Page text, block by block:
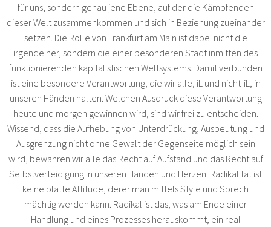
für uns, sondern genau jene Ebene, auf der die Kämpfenden
dieser Welt zusammenkommen und sich in Beziehung zueinander
setzen. Die Rolle von Frankfurt am Main ist dabei nicht die
irgendeiner, sondern die einer besonderen Stadt inmitten des
funktionierenden kapitalistischen Weltsystems. Damit verbunden
ist eine besondere Verantwortung, die wir alle, iL und nicht-iL, in
unseren Händen halten. Welchen Ausdruck diese Verantwortung
heute und morgen gewinnen wird, sind wir frei zu entscheiden.
Wissend, dass die Aufhebung von Unterdrückung, Ausbeutung und
Ausgrenzung nicht ohne Gewalt der Gegenseite möglich sein
wird, bewahren wir alle das Recht auf Aufstand und das Recht auf
Selbstverteidigung in unseren Händen und Herzen. Radikalität ist
keine platte Attitüde, derer man mittels Style und Sprech
mächtig werden kann. Radikal ist das, was am Ende einer
Handlung und eines Prozesses herauskommt, ein real